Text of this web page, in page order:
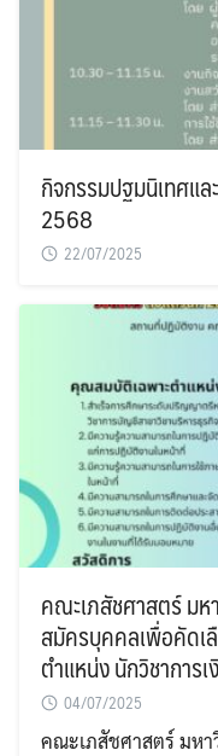
กิจกรรมปฐมนิเทศแ
2568
22/07/2025
คณะเภสัชศาสตร์ ม
สมัครบุคคลเพื่อคัดเ
ตำแหน่ง นักวิชาการ
04/07/2025
คณะเภสัชศาสตร์ มห